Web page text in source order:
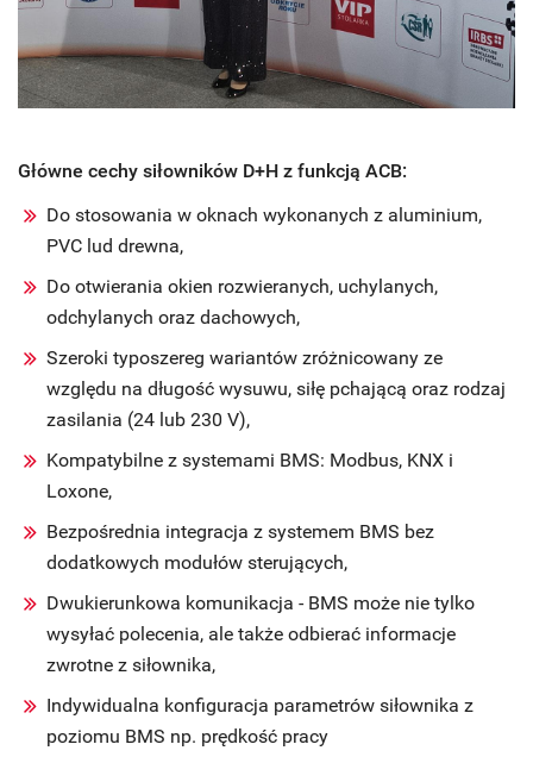
Główne cechy siłowników D+H z funkcją ACB:
Do stosowania w oknach wykonanych z aluminium,
PVC lud drewna,
Do otwierania okien rozwieranych, uchylanych,
odchylanych oraz dachowych,
Szeroki typoszereg wariantów zróżnicowany ze
względu na długość wysuwu, siłę pchającą oraz rodzaj
zasilania (24 lub 230 V),
Kompatybilne z systemami BMS: Modbus, KNX i
Loxone,
Bezpośrednia integracja z systemem BMS bez
dodatkowych modułów sterujących,
Dwukierunkowa komunikacja - BMS może nie tylko
wysyłać polecenia, ale także odbierać informacje
zwrotne z siłownika,
Indywidualna konfiguracja parametrów siłownika z
poziomu BMS np. prędkość pracy